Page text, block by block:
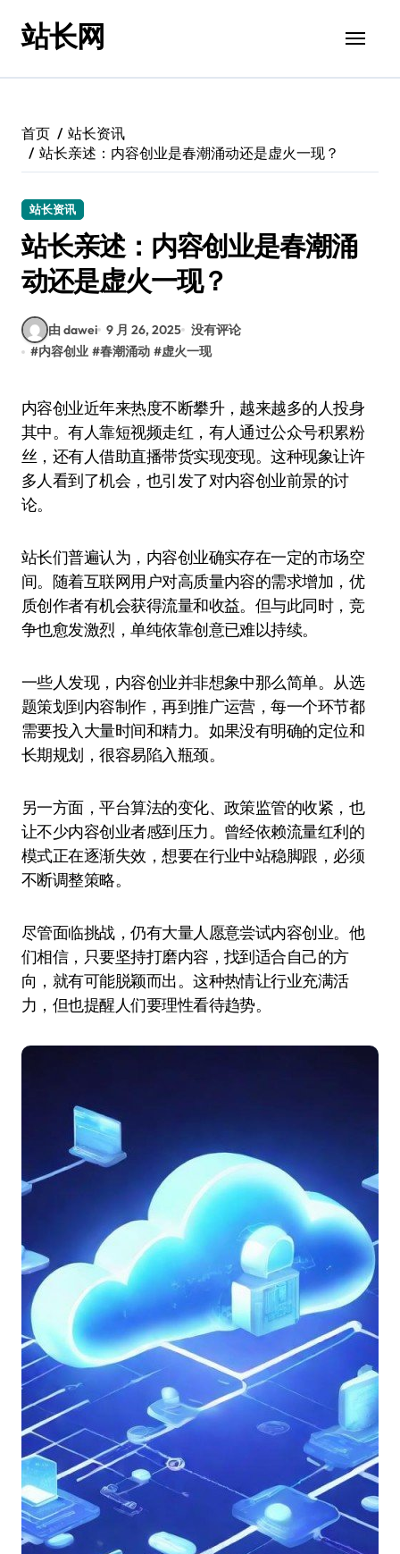
站长网
首页
站长资讯
站长亲述：内容创业是春潮涌动还是虚火一现？
站长资讯
站长亲述：内容创业是春潮涌
动还是虚火一现？
由 dawei 9 月 26, 2025 没有评论
#内容创业 #春潮涌动 #虚火一现
内容创业近年来热度不断攀升，越来越多的人投身
其中。有人靠短视频走红，有人通过公众号积累粉
丝，还有人借助直播带货实现变现。这种现象让许
多人看到了机会，也引发了对内容创业前景的讨
论。
站长们普遍认为，内容创业确实存在一定的市场空
间。随着互联网用户对高质量内容的需求增加，优
质创作者有机会获得流量和收益。但与此同时，竞
争也愈发激烈，单纯依靠创意已难以持续。
一些人发现，内容创业并非想象中那么简单。从选
题策划到内容制作，再到推广运营，每一个环节都
需要投入大量时间和精力。如果没有明确的定位和
长期规划，很容易陷入瓶颈。
另一方面，平台算法的变化、政策监管的收紧，也
让不少内容创业者感到压力。曾经依赖流量红利的
模式正在逐渐失效，想要在行业中站稳脚跟，必须
不断调整策略。
尽管面临挑战，仍有大量人愿意尝试内容创业。他
们相信，只要坚持打磨内容，找到适合自己的方
向，就有可能脱颖而出。这种热情让行业充满活
力，但也提醒人们要理性看待趋势。